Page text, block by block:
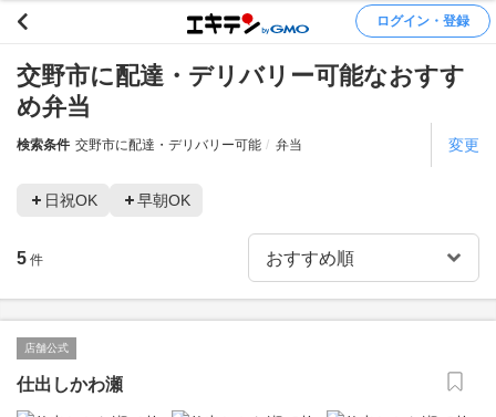
ログイン・登録
交野市に配達・デリバリー可能なおすす
め弁当
検索条件 交野市に配達・デリバリー可能 弁当 変更
日祝OK 早朝OK
5 件
店舗公式
仕出しかわ瀬